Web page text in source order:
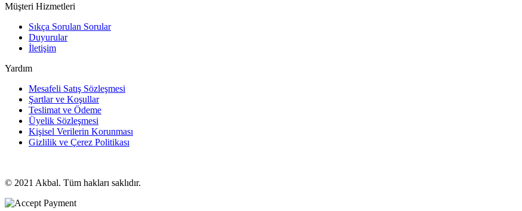
Müşteri Hizmetleri
Sıkça Sorulan Sorular
Duyurular
İletişim
Yardım
Mesafeli Satış Sözleşmesi
Şartlar ve Koşullar
Teslimat ve Ödeme
Üyelik Sözleşmesi
Kişisel Verilerin Korunması
Gizlilik ve Çerez Politikası
© 2021 Akbal. Tüm hakları saklıdır.